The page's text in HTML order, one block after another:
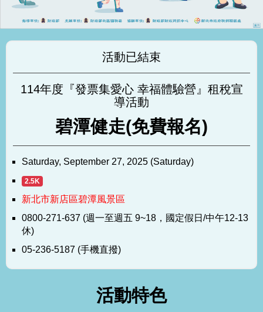
活動特色
活動已結束
114年度『發票集愛心 幸福體驗營』租稅宣
導活動
碧潭健走(免費報名)
Saturday, September 27, 2025 (Saturday)
2.5K
新北市新店區碧潭風景區
0800-271-637 (週一至週五 9~18，國定假日/中午12-13
休)
05-236-5187 (手機直撥)